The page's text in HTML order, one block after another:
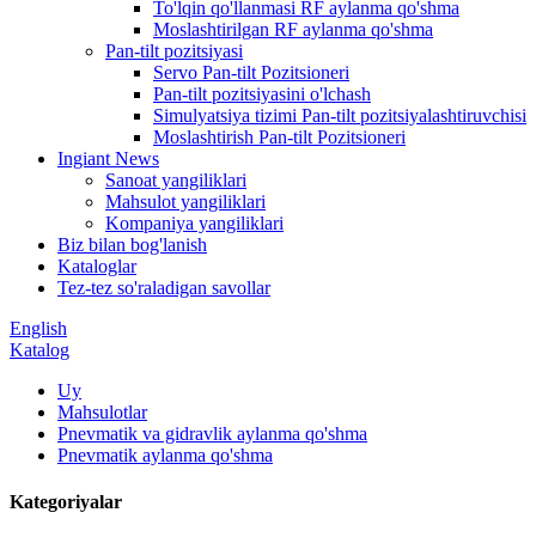
To'lqin qo'llanmasi RF aylanma qo'shma
Moslashtirilgan RF aylanma qo'shma
Pan-tilt pozitsiyasi
Servo Pan-tilt Pozitsioneri
Pan-tilt pozitsiyasini o'lchash
Simulyatsiya tizimi Pan-tilt pozitsiyalashtiruvchisi
Moslashtirish Pan-tilt Pozitsioneri
Ingiant News
Sanoat yangiliklari
Mahsulot yangiliklari
Kompaniya yangiliklari
Biz bilan bog'lanish
Kataloglar
Tez-tez so'raladigan savollar
English
Katalog
Uy
Mahsulotlar
Pnevmatik va gidravlik aylanma qo'shma
Pnevmatik aylanma qo'shma
Kategoriyalar